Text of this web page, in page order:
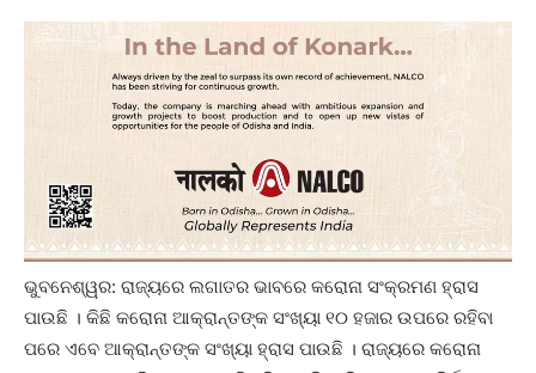
ଭୁବନେଶ୍ୱର: ରାଜ୍ୟରେ ଲଗାତର ଭାବରେ କରୋନା ସଂକ୍ରମଣ ହ୍ରାସ
ପାଉଛି । କିଛି କରୋନା ଆକ୍ରାନ୍ତଙ୍କ ସଂଖ୍ୟା ୧୦ ହଜାର ଉପରେ ରହିବା
ପରେ ଏବେ ଆକ୍ରାନ୍ତଙ୍କ ସଂଖ୍ୟା ହ୍ରାସ ପାଉଛି । ରାଜ୍ୟରେ କରୋନା